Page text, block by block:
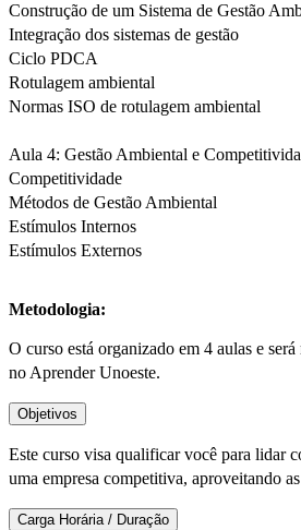
Construção de um Sistema de Gestão
Integração dos sistemas de gestão
Ciclo PDCA
Rotulagem ambiental
Normas ISO de rotulagem ambiental
Aula 4: Gestão Ambiental e
Competitividade
Métodos de Gestão Ambiental
Estímulos Internos
Estímulos Externos
Metodologia:
O curso está organizado em 4 aulas e
no Aprender Unoeste.
Objetivos
Este curso visa qualificar você para lidar
uma empresa competitiva, aproveitando
Carga Horária / Duração